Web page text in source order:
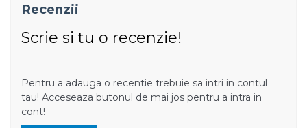
Recenzii
Scrie si tu o recenzie!
Pentru a adauga o recentie trebuie sa intri in contul
tau! Acceseaza butonul de mai jos pentru a intra in
cont!